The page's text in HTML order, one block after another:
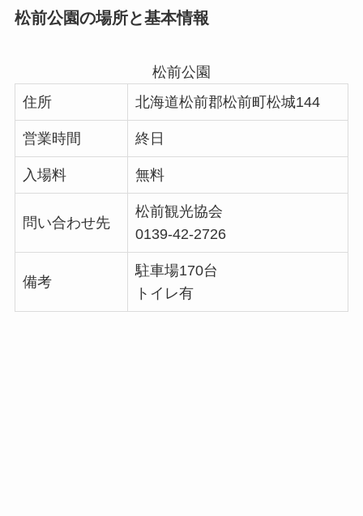
松前公園の場所と基本情報
松前公園
住所
北海道松前郡松前町松城144
営業時間 終日
入場料 無料
問い合わせ先
松前観光協会
0139-42-2726
備考
駐車場170台
トイレ有